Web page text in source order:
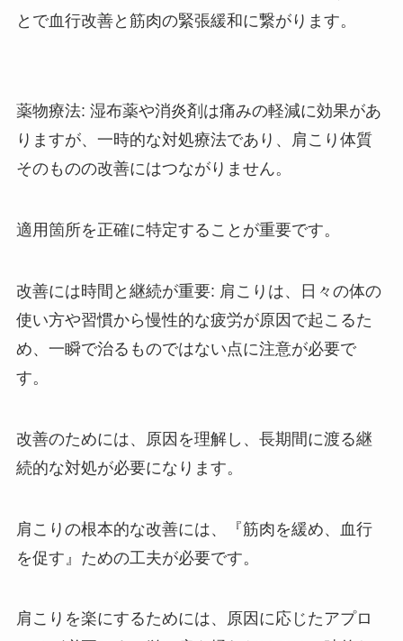
とで血行改善と筋肉の緊張緩和に繋がります。
薬物療法: 湿布薬や消炎剤は痛みの軽減に効果があ
りますが、一時的な対処療法であり、肩こり体質
そのものの改善にはつながりません。
適用箇所を正確に特定することが重要です。
改善には時間と継続が重要: 肩こりは、日々の体の
使い方や習慣から慢性的な疲労が原因で起こるた
め、一瞬で治るものではない点に注意が必要で
す。
改善のためには、原因を理解し、長期間に渡る継
続的な対処が必要になります。
肩こりの根本的な改善には、『筋肉を緩め、血行
を促す』ための工夫が必要です。
肩こりを楽にするためには、原因に応じたアプロ